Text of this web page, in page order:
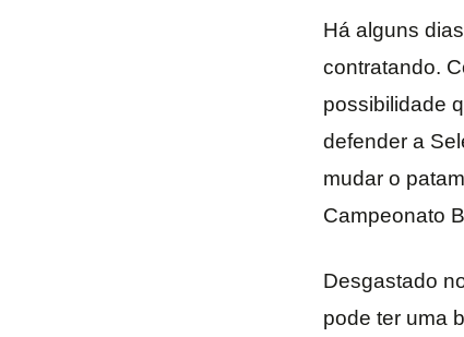
Há alguns
contratando.
possibilidade
defender a
mudar o
Campeonato
Desgastado
pode ter uma